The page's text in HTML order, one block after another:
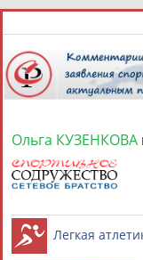
СПОРТСМЕНЫ,
Ольга КУЗЕНКОВА